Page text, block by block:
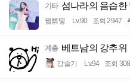
기타 섬나라의 음습한
꿻뻵뗗 Lv.90 조회 2947
계층 베트남의 강추위
강슬기 Lv.94 조회